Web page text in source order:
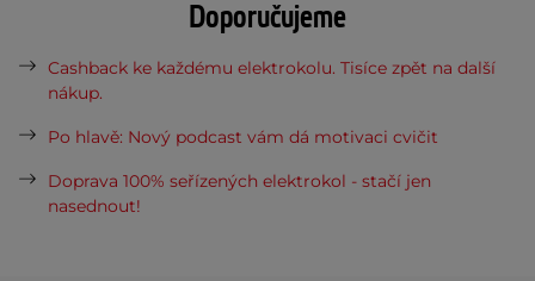
Doporučujeme
Cashback ke každému elektrokolu. Tisíce zpět na další
nákup.
Po hlavě: Nový podcast vám dá motivaci cvičit
Doprava 100% seřízených elektrokol - stačí jen
nasednout!